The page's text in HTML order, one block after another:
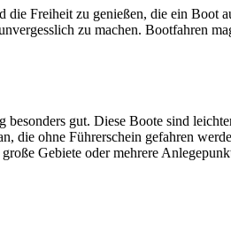
die Freiheit zu genießen, die ein
zu machen. Bootfahren
gut. Diese Boote sind
ohne Führerschein gefahren
Gebiete oder mehrere